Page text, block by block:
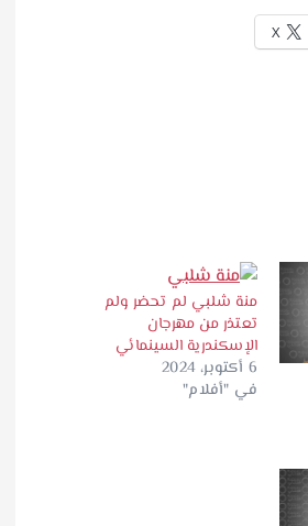
X
منة شلبي لم تحضر ولم
تعتذر من مهرجان
الإسكندرية السينمائي
6 أكتوبر، 2024
في "أفلام"